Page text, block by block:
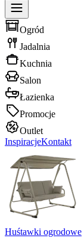
Ogród
Jadalnia
Kuchnia
Salon
Łazienka
Promocje
Outlet
InspiracjeKontakt
Huśtawki ogrodowe